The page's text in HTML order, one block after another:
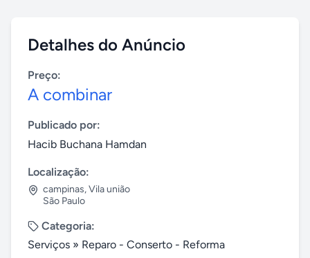
Detalhes do Anúncio
Preço:
A combinar
Publicado por:
Hacib Buchana Hamdan
Localização:
campinas,Vila união
São Paulo
Categoria:
Serviços » Reparo - Conserto - Reforma